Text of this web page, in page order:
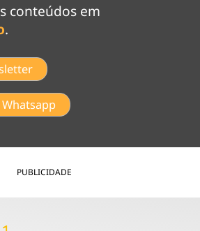
conteúdos em
.
PUBLICIDADE